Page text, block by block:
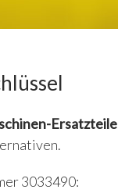
Ersatzteile
3033490: